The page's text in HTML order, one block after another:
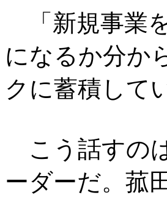
「新規事業
になるか分か
クに蓄積して
こう話すの
ーダーだ。菰